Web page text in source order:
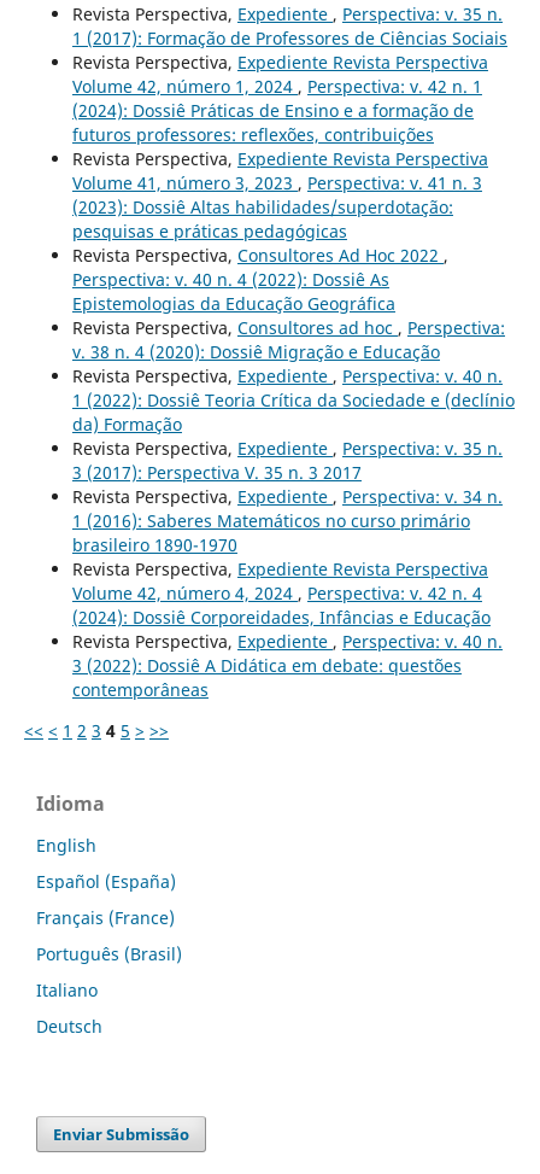
Revista Perspectiva, Expediente , Perspectiva: v. 35 n.
1 (2017): Formação de Professores de Ciências Sociais
Revista Perspectiva, Expediente Revista Perspectiva
Volume 42, número 1, 2024 , Perspectiva: v. 42 n. 1
(2024): Dossiê Práticas de Ensino e a formação de
futuros professores: reflexões, contribuições
Revista Perspectiva, Expediente Revista Perspectiva
Volume 41, número 3, 2023 , Perspectiva: v. 41 n. 3
(2023): Dossiê Altas habilidades/superdotação:
pesquisas e práticas pedagógicas
Revista Perspectiva, Consultores Ad Hoc 2022 ,
Perspectiva: v. 40 n. 4 (2022): Dossiê As
Epistemologias da Educação Geográfica
Revista Perspectiva, Consultores ad hoc , Perspectiva:
v. 38 n. 4 (2020): Dossiê Migração e Educação
Revista Perspectiva, Expediente , Perspectiva: v. 40 n.
1 (2022): Dossiê Teoria Crítica da Sociedade e (declínio
da) Formação
Revista Perspectiva, Expediente , Perspectiva: v. 35 n.
3 (2017): Perspectiva V. 35 n. 3 2017
Revista Perspectiva, Expediente , Perspectiva: v. 34 n.
1 (2016): Saberes Matemáticos no curso primário
brasileiro 1890-1970
Revista Perspectiva, Expediente Revista Perspectiva
Volume 42, número 4, 2024 , Perspectiva: v. 42 n. 4
(2024): Dossiê Corporeidades, Infâncias e Educação
Revista Perspectiva, Expediente , Perspectiva: v. 40 n.
3 (2022): Dossiê A Didática em debate: questões
contemporâneas
<< < 1 2 3 4 5 > >>
Idioma
English
Español (España)
Français (France)
Português (Brasil)
Italiano
Deutsch
Enviar Submissão